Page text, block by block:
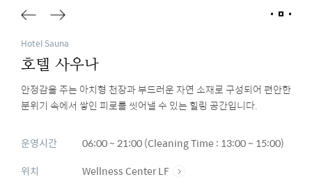
Hotel Sauna
호텔 사우나
안정감을 주는 아치형 천장과 부드러운 자연 소재로 구성되어 편안한
분위기 속에서 쌓인 피로를 씻어낼 수 있는 힐링 공간입니다.
운영시간
06:00 ~ 21:00 (Cleaning Time : 13:00 ~ 15:00)
위치
Wellness Center LF